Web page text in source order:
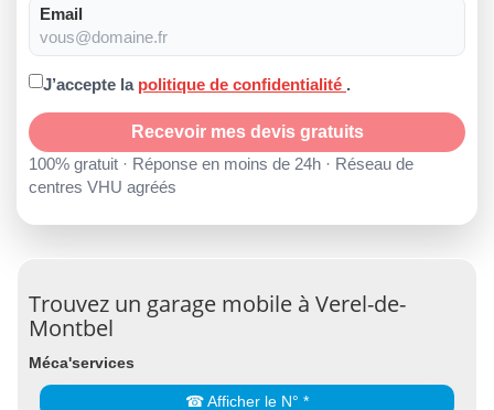
Email
J’accepte la politique de confidentialité .
Recevoir mes devis gratuits
100% gratuit · Réponse en moins de 24h · Réseau de
centres VHU agréés
Trouvez un garage mobile à Verel-de-
Montbel
Méca'services
☎ Afficher le N° *